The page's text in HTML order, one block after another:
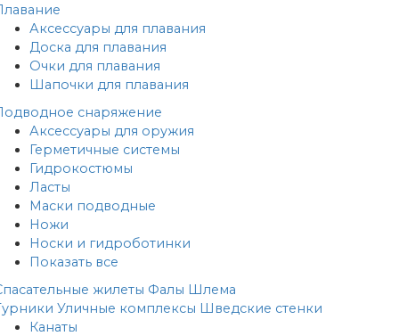
Аксессуары для плавания
Доска для плавания
Очки для плавания
Шапочки для плавания
снаряжение
Аксессуары для оружия
Герметичные системы
Гидрокостюмы
Ласты
Маски подводные
Ножи
Носки и гидроботинки
Показать все
жилеты Фалы Шлема
Уличные комплексы Шведские стенки
Канаты